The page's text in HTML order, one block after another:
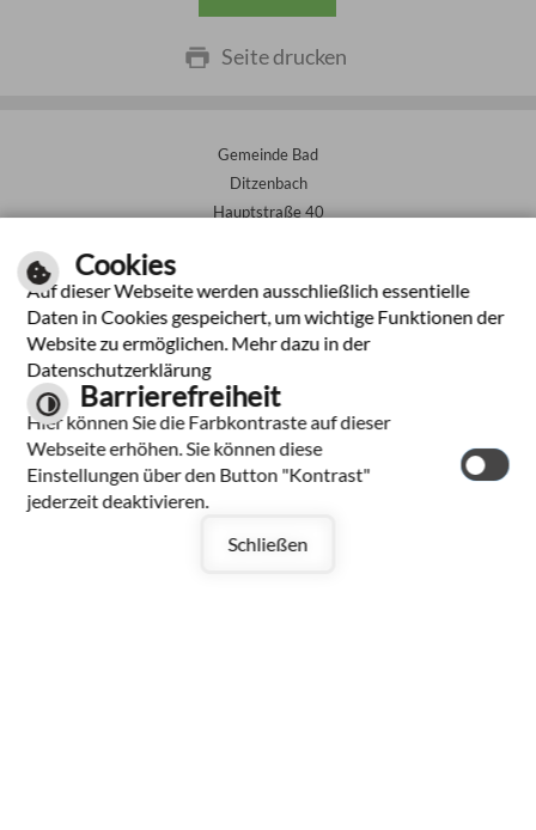
Seite drucken
Gemeinde Bad
Ditzenbach
Hauptstraße 40
Tel.: 07334 9601-0
Fax: 07334 9601-30
E-Mail schreiben
Datenschutzerklärung
Impressum
Kontakt
Barrierefreiheit
Cookies
Auf dieser Webseite werden ausschließlich essentielle
Daten in Cookies gespeichert, um wichtige Funktionen der
Website zu ermöglichen. Mehr dazu in der
Datenschutzerklärung
Barrierefreiheit
Hier können Sie die Farbkontraste auf dieser
Webseite erhöhen. Sie können diese
Einstellungen über den Button "Kontrast"
jederzeit deaktivieren.
Schließen